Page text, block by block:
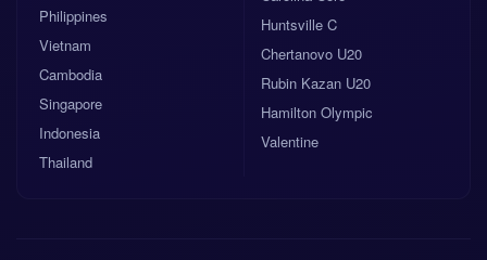
Philippines
Vietnam
Cambodia
Singapore
Indonesia
Thailand
Huntsville C
Chertanovo U20
Rubin Kazan U20
Hamilton Olympic
Valentine